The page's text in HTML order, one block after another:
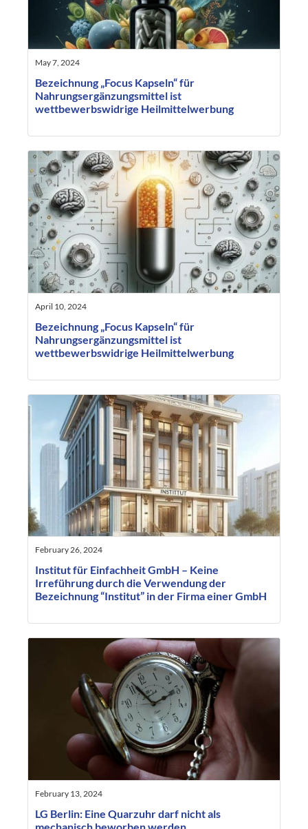
May 7, 2024
Bezeichnung „Focus Kapseln“ für
Nahrungsergänzungsmittel ist
wettbewerbswidrige Heilmittelwerbung
April 10, 2024
Bezeichnung „Focus Kapseln“ für
Nahrungsergänzungsmittel ist
wettbewerbswidrige Heilmittelwerbung
February 26, 2024
Institut für Einfachheit GmbH – Keine
Irreführung durch die Verwendung der
Bezeichnung “Institut” in der Firma einer GmbH
February 13, 2024
LG Berlin: Eine Quarzuhr darf nicht als